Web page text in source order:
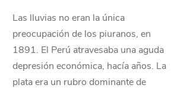
Las lluvias no eran la única
preocupación de los piuranos, en
1891. El Perú atravesaba una aguda
depresión económica, hacía años. La
plata era un rubro dominante de